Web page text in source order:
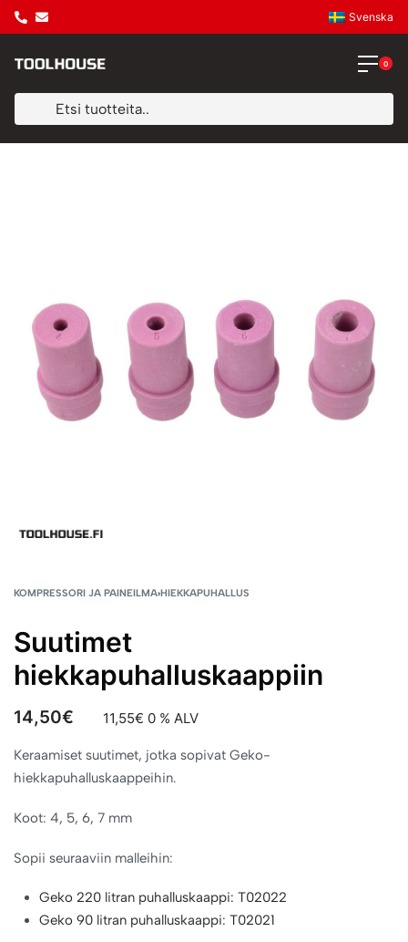
Svenska
0
KOMPRESSORI JA PAINEILMA›HIEKKAPUHALLUS
Suutimet
hiekkapuhalluskaappiin
14,50€ 11,55€ 0 % ALV
Keraamiset suutimet, jotka sopivat Geko-
hiekkapuhalluskaappeihin.
Koot: 4, 5, 6, 7 mm
Sopii seuraaviin malleihin:
Geko 220 litran puhalluskaappi: T02022
Geko 90 litran puhalluskaappi: T02021